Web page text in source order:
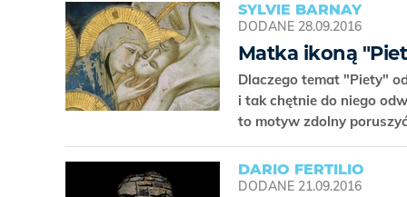
SYLVIE BARNAY
DODANE 28.09.2016
Matka ikoną
Dlaczego temat "Piety"
i tak chętnie do niego
to motyw zdolny
DARIO FERTILIO
DODANE 21.09.2016